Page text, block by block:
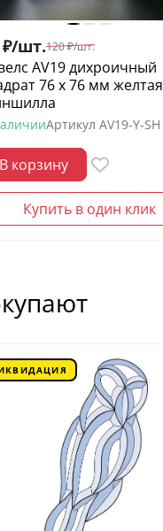
₽/шт.120 ₽/шт.
AV19 дихроичный
76 х 76 мм желтая
Артикул AV19-Y-SH
В корзину
Купить в один клик